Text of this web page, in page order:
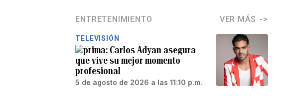
ENTRETENIMIENTO VER MÁS
TELEVISIÓN
Carlos Adyan asegura
que vive su mejor momento
profesional
5 de agosto de 2026 a las 11:10 p.m.